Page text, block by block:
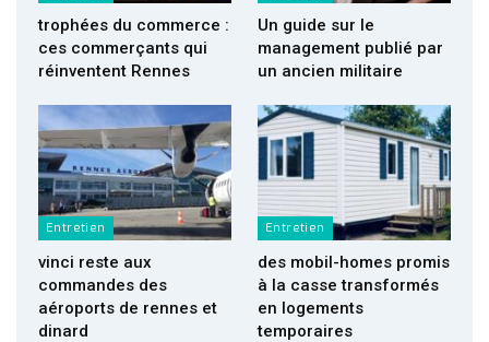
trophées du commerce :
ces commerçants qui
réinventent Rennes
Un guide sur le
management publié par
un ancien militaire
Entretien
vinci reste aux
commandes des
aéroports de rennes et
dinard
Entretien
des mobil-homes promis
à la casse transformés
en logements
temporaires